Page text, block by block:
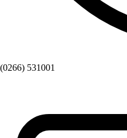
(0266) 531001